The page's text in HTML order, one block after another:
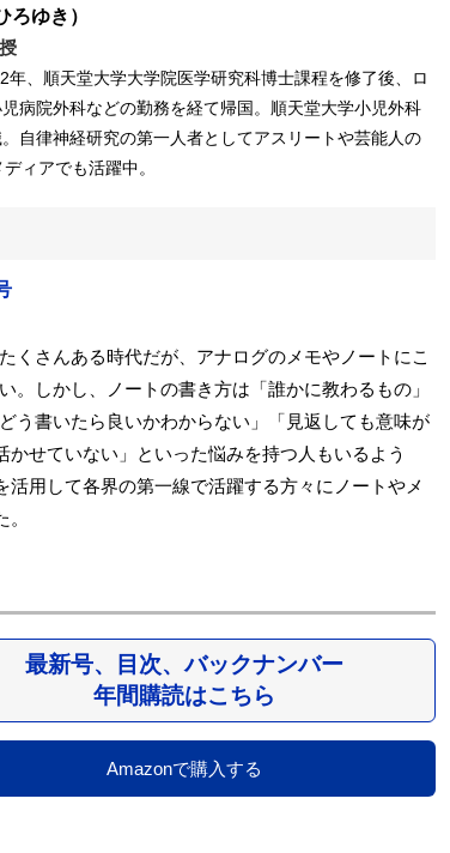
ろゆき）
年、順天堂大学大学院医学研究科博士課程を修了後、ロ
病院外科などの勤務を経て帰国。順天堂大学小児外科
自律神経研究の第一人者としてアスリートや芸能人の
ィアでも活躍中。
くさんある時代だが、アナログのメモやノートにこ
。しかし、ノートの書き方は「誰かに教わるもの」
う書いたら良いかわからない」「見返しても意味が
せていない」といった悩みを持つ人もいるよう
用して各界の第一線で活躍する方々にノートやメ
最新号、目次、バックナンバー
年間購読はこちら
Amazonで購入する